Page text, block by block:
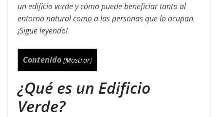
un edificio verde y cómo puede beneficiar tanto al
entorno natural como a las personas que lo ocupan.
¡Sigue leyendo!
Contenido [Mostrar]
¿Qué es un Edificio
Verde?